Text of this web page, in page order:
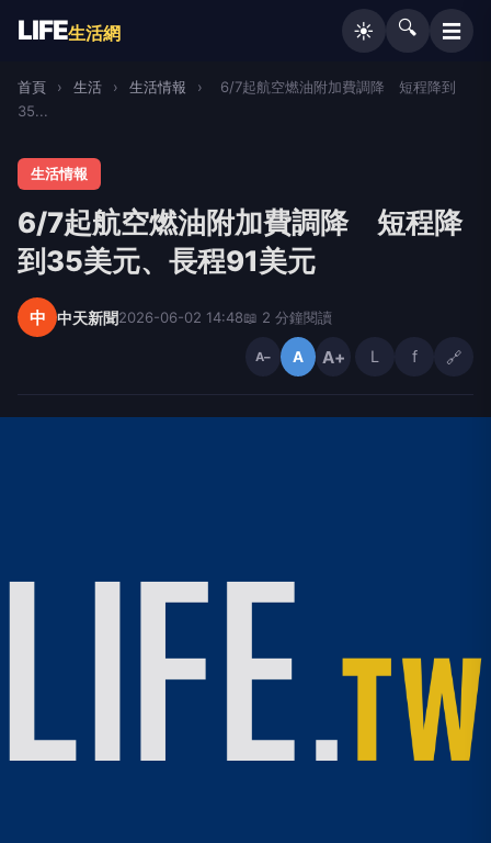
LIFE生活網 ☀️ 🔍 ☰
首頁 › 生活 › 生活情報 ›
6/7起航空燃油附加費調降 短程降到
35...
生活情報
6/7起航空燃油附加費調降 短程降
到35美元、長程91美元
中 中天新聞2026-06-02 14:48📖 2 分鐘閱讀
A− A A+ L f 🔗